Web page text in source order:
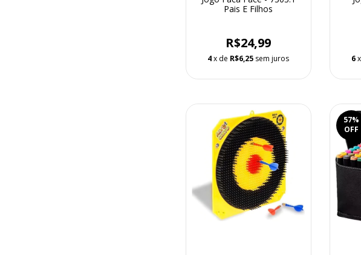
Pais E Filhos
R$24,99
4x de R$6,25 sem juros 6
57%
OFF